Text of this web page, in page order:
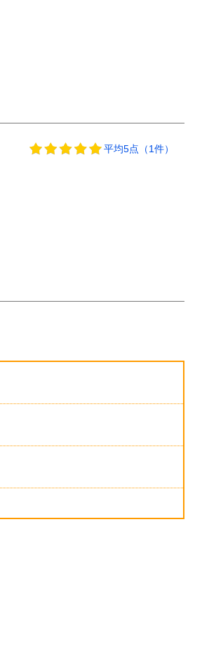
平均5点（1件）